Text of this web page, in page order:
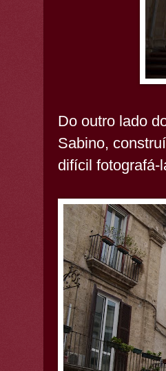
Do outro lado
Sabino,
difícil fotografá-